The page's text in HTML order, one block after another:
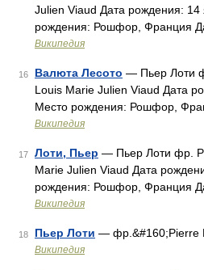
Julien Viaud Дата рождения:
рождения: Рошфор, Франция
Википедия
16 Валюта Лесото — Пьер Лоти
Louis Marie Julien Viaud Дата
Место рождения: Рошфор,
Википедия
17 Лоти, Пьер — Пьер Лоти фр.
Marie Julien Viaud Дата
рождения: Рошфор, Франция
Википедия
18 Пьер Лоти — фр.&#160;Pierre
Википедия